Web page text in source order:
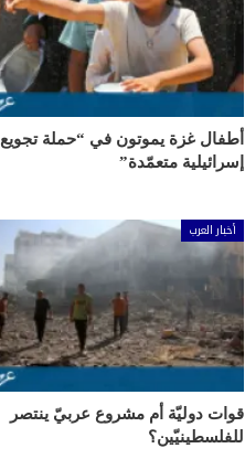
أطفال غزة يموتون في “حملة تجويع
إسرائيلية متعمّدة”
أخبار العرب
قوات دوليّة أم مشروع عربيّ ينتصر
للفلسطينيّين؟